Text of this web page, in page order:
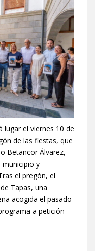
lugar el viernes 10 de
de las fiestas, que
Betancor Álvarez,
municipio y
el pregón, el
Tapas, una
acogida el pasado
a petición